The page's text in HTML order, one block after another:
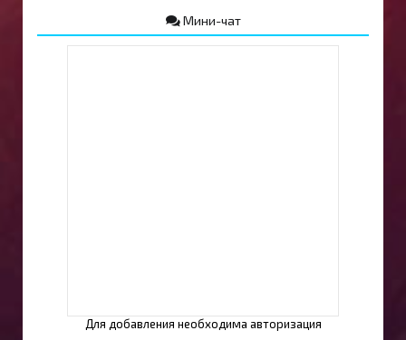
Мини-чат
Для добавления необходима авторизация